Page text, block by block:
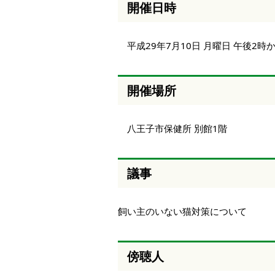
開催日時
平成29年7月10日 月曜日 午後2時
開催場所
八王子市保健所 別館1階
議事
飼い主のいない猫対策について
傍聴人